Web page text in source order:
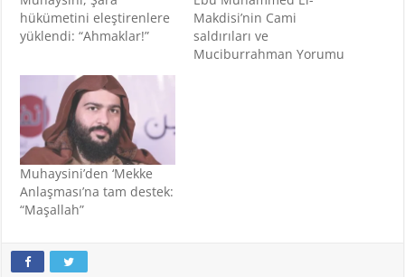
hükümetini eleştirenlere
yüklendi: “Ahmaklar!”
Makdisi’nin Cami
saldırıları ve
Muciburrahman Yorumu
Muhaysini’den ‘Mekke
Anlaşması’na tam destek:
“Maşallah”